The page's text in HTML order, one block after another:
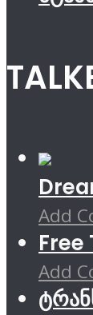
Add
Free
Add